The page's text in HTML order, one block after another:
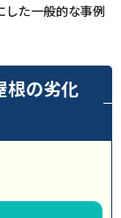
た一般的な事例
根の劣化